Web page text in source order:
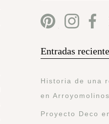
Entradas
Historia de una
en Arroyomolinos
Proyecto Deco